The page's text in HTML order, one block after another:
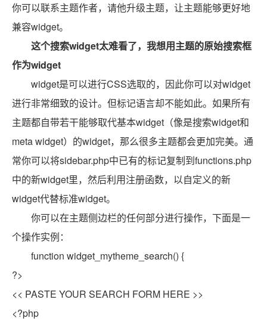
你可以联系主题作者，请他升级主题，让主题能够更好地
兼容widget。
这个搜索widget太难看了，我想用主题的原始搜索框
作为widget
widget是可以进行CSS选取的，因此你可以对widget
进行非常细致的设计。但标记语言却不能如此。如果所有
主题都自带若干能够取代基本widget（像是搜索widget和
meta widget）的widget，那么很多主题都会更加完美。通
常你可以将sidebar.php中已有的标记复制到functions.php
中的新widget里，然后利用注册函数，以自定义的新
widget代替标准widget。
你可以在主题侧边栏的任何部分进行操作，下面是一
个操作实例：
function widget_mytheme_search() {
?>
<< PASTE YOUR SEARCH FORM HERE >>
<?php